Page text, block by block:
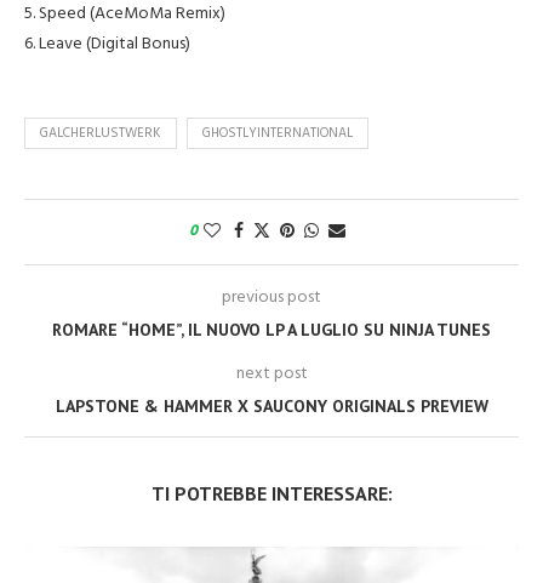
5. Speed (AceMoMa Remix)
6. Leave (Digital Bonus)
GALCHERLUSTWERK GHOSTLYINTERNATIONAL
0
previous post
ROMARE “HOME”, IL NUOVO LP A LUGLIO SU NINJA TUNES
next post
LAPSTONE & HAMMER X SAUCONY ORIGINALS PREVIEW
TI POTREBBE INTERESSARE: